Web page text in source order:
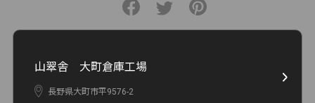
山翠舎 大町倉庫工場
長野県大町市平9576-2